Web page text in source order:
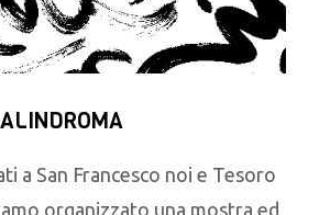
a San Francesco noi e Tesoro
organizzato una mostra ed